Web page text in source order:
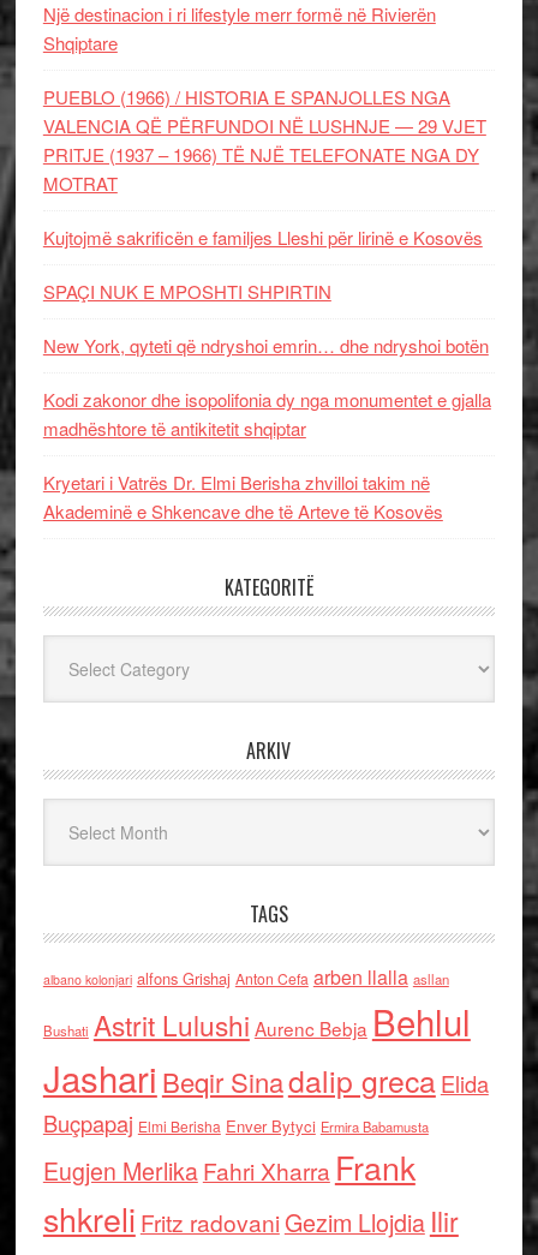
Një destinacion i ri lifestyle merr formë në Rivierën
Shqiptare
PUEBLO (1966) / HISTORIA E SPANJOLLES NGA
VALENCIA QË PËRFUNDOI NË LUSHNJE — 29 VJET
PRITJE (1937 – 1966) TË NJË TELEFONATE NGA DY
MOTRAT
Kujtojmë sakrificën e familjes Lleshi për lirinë e Kosovës
SPAÇI NUK E MPOSHTI SHPIRTIN
New York, qyteti që ndryshoi emrin… dhe ndryshoi botën
Kodi zakonor dhe isopolifonia dy nga monumentet e gjalla
madhështore të antikitetit shqiptar
Kryetari i Vatrës Dr. Elmi Berisha zhvilloi takim në
Akademinë e Shkencave dhe të Arteve të Kosovës
KATEGORITË
ARKIV
TAGS
albano kolonjari alfons Grishaj Anton Cefa arben llalla asllan
Bushati Astrit Lulushi Aurenc Bebja Behlul
Jashari Beqir Sinadalip grecaElida
Buçpapaj Elmi Berisha Enver Bytyci Ermira Babamusta
Eugjen MerlikaFahri Xharra Frank
shkreli Fritz radovaniGezim Llojdia Ilir